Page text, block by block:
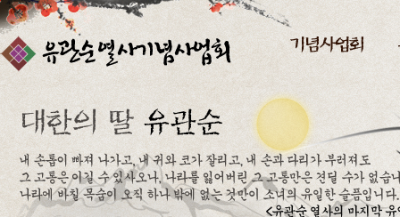
주메뉴바로가기
본문바로가기